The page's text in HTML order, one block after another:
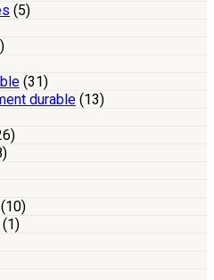
(5)
(31)
durable (13)
(10)
(1)